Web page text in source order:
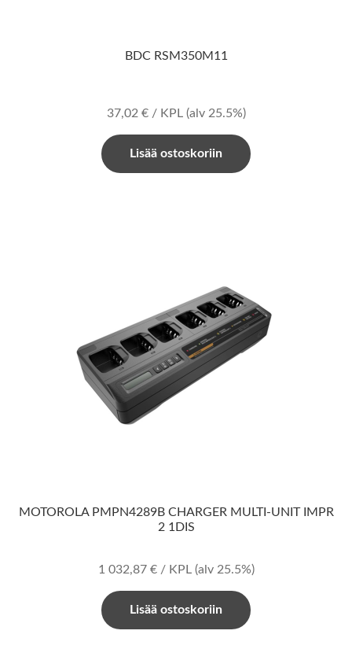
BDC RSM350M11
37,02 €/ KPL (alv 25.5%)
Lisää ostoskoriin
MOTOROLA PMPN4289B CHARGER MULTI-UNIT IMPR
2 1DIS
1 032,87 €/ KPL (alv 25.5%)
Lisää ostoskoriin